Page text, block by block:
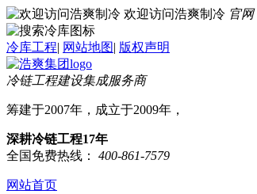
欢迎访问浩爽制冷 官网
冷库工程| 网站地图| 版权声明
冷链工程建设集成服务商
筹建于2007年，成立于2009年，
深耕冷链工程17年
全国免费热线：
400-861-7579
网站首页